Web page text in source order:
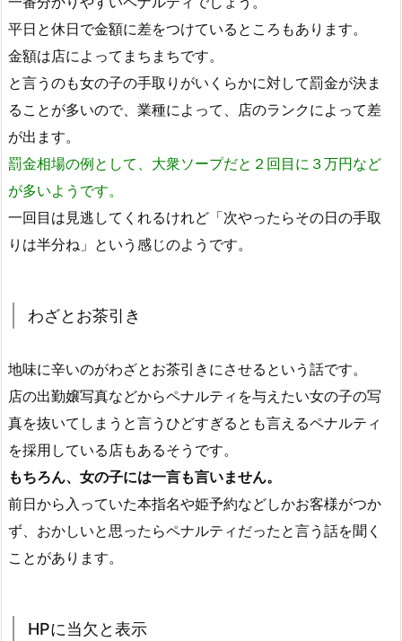
平日と休日で金額に差をつけているところもあります。
金額は店によってまちまちです。
と言うのも女の子の手取りがいくらかに対して罰金が決ま
ることが多いので、業種によって、店のランクによって差
が出ます。
罰金相場の例として、大衆ソープだと２回目に３万円など
が多いようです。
一回目は見逃してくれるけれど「次やったらその日の手取
りは半分ね」という感じのようです。
わざとお茶引き
地味に辛いのがわざとお茶引きにさせるという話です。
店の出勤嬢写真などからペナルティを与えたい女の子の写
真を抜いてしまうと言うひどすぎるとも言えるペナルティ
を採用している店もあるそうです。
もちろん、女の子には一言も言いません。
前日から入っていた本指名や姫予約などしかお客様がつか
ず、おかしいと思ったらペナルティだったと言う話を聞く
ことがあります。
HPに当欠と表示